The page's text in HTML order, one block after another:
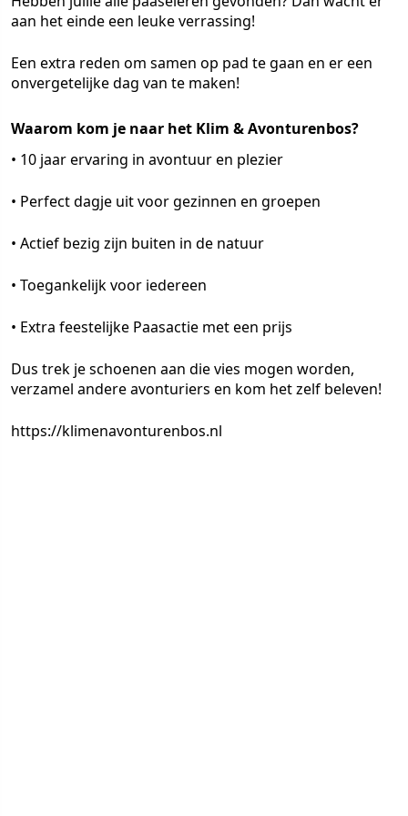
aan het einde een leuke verrassing!
Een extra reden om samen op pad te gaan en er een
onvergetelijke dag van te maken!
Waarom kom je naar het Klim & Avonturenbos?
• 10 jaar ervaring in avontuur en plezier
• Perfect dagje uit voor gezinnen en groepen
• Actief bezig zijn buiten in de natuur
• Toegankelijk voor iedereen
• Extra feestelijke Paasactie met een prijs
Dus trek je schoenen aan die vies mogen worden,
verzamel andere avonturiers en kom het zelf beleven!
https://klimenavonturenbos.nl